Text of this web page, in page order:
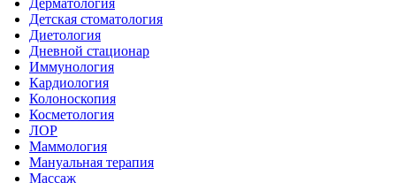
Детская стоматология
Диетология
Дневной стационар
Иммунология
Кардиология
Колоноскопия
Косметология
ЛОР
Маммология
Мануальная терапия
Массаж